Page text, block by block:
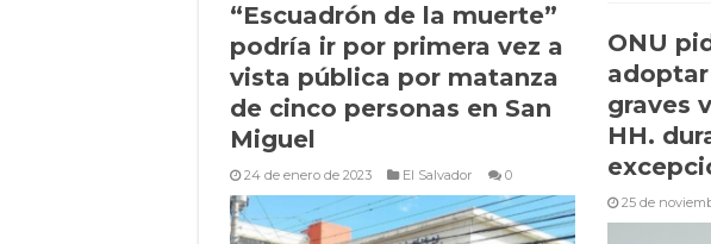
“Escuadrón de la muerte”
podría ir por primera vez a
vista pública por matanza
de cinco personas en San
Miguel
24 de enero de 2023 El Salvador 0
ONU
graves
HH.
25 de